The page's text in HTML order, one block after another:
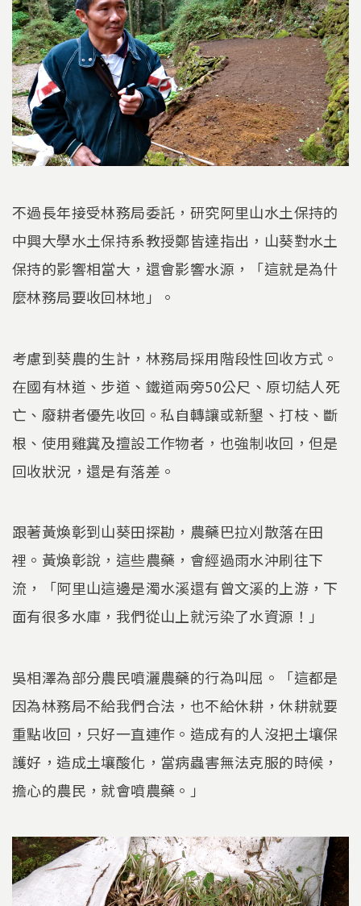
不過長年接受林務局委託，研究阿里山水土保持的
中興大學水土保持系教授鄭皆達指出，山葵對水土
保持的影響相當大，還會影響水源，「這就是為什
麼林務局要收回林地」。
考慮到葵農的生計，林務局採用階段性回收方式。
在國有林道、步道、鐵道兩旁50公尺、原切結人死
亡、廢耕者優先收回。私自轉讓或新墾、打枝、斷
根、使用雞糞及擅設工作物者，也強制收回，但是
回收狀況，還是有落差。
跟著黃煥彰到山葵田探勘，農藥巴拉刈散落在田
裡。黃煥彰說，這些農藥，會經過雨水沖刷往下
流，「阿里山這邊是濁水溪還有曾文溪的上游，下
面有很多水庫，我們從山上就污染了水資源！」
吳相澤為部分農民噴灑農藥的行為叫屈。「這都是
因為林務局不給我們合法，也不給休耕，休耕就要
重點收回，只好一直連作。造成有的人沒把土壤保
護好，造成土壤酸化，當病蟲害無法克服的時候，
擔心的農民，就會噴農藥。」